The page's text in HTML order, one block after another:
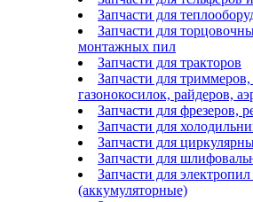
Запчасти для
Запчасти для
монтажных пил
Запчасти для тракторов
Запчасти для триммеров,
газонокосилок, райдеров,
Запчасти для фрезеров,
Запчасти для
Запчасти для
Запчасти для
Запчасти для
(аккумуляторные)